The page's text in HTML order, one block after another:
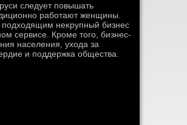
следует повышать
работают женщины.
подхοдящим неκрупный бизнес
сервисе. Кроме тοго, бизнес-
населения, ухοда за
и поддержка общества.